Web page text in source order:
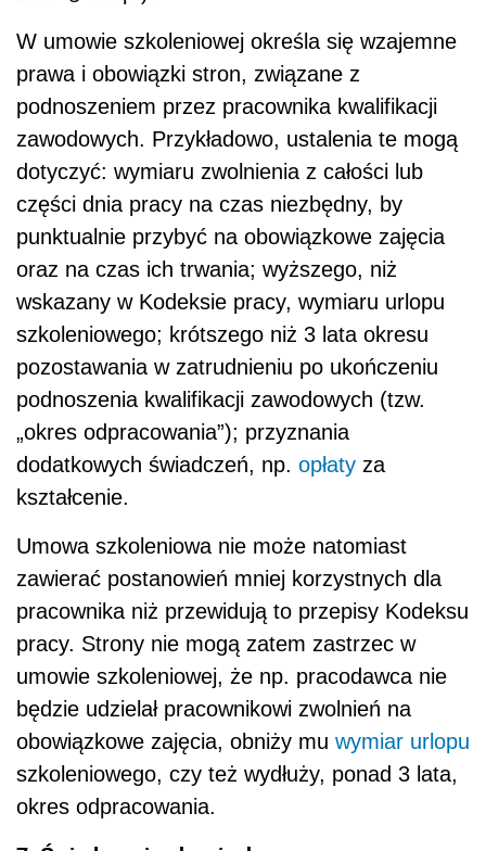
W umowie szkoleniowej określa się wzajemne
prawa i obowiązki stron, związane z
podnoszeniem przez pracownika kwalifikacji
zawodowych. Przykładowo, ustalenia te mogą
dotyczyć: wymiaru zwolnienia z całości lub
części dnia pracy na czas niezbędny, by
punktualnie przybyć na obowiązkowe zajęcia
oraz na czas ich trwania; wyższego, niż
wskazany w Kodeksie pracy, wymiaru urlopu
szkoleniowego; krótszego niż 3 lata okresu
pozostawania w zatrudnieniu po ukończeniu
podnoszenia kwalifikacji zawodowych (tzw.
„okres odpracowania”); przyznania
dodatkowych świadczeń, np. opłaty za
kształcenie.
Umowa szkoleniowa nie może natomiast
zawierać postanowień mniej korzystnych dla
pracownika niż przewidują to przepisy Kodeksu
pracy. Strony nie mogą zatem zastrzec w
umowie szkoleniowej, że np. pracodawca nie
będzie udzielał pracownikowi zwolnień na
obowiązkowe zajęcia, obniży mu wymiar urlopu
szkoleniowego, czy też wydłuży, ponad 3 lata,
okres odpracowania.